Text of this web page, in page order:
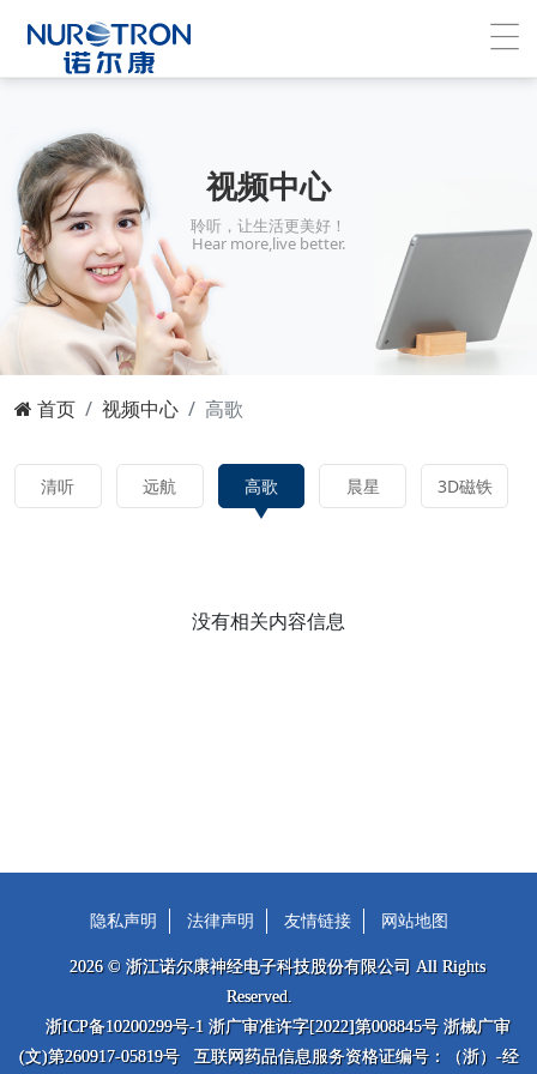
视频中心
聆听，让生活更美好！
Hear more,live better.
首页 视频中心 高歌
清听 远航 高歌 晨星 3D磁铁
没有相关内容信息
隐私声明 法律声明 友情链接 网站地图
2026 © 浙江诺尔康神经电子科技股份有限公司 All Rights
Reserved.
浙ICP备10200299号-1 浙广审准许字[2022]第008845号 浙械广审
(文)第260917-05819号 互联网药品信息服务资格证编号：（浙）-经